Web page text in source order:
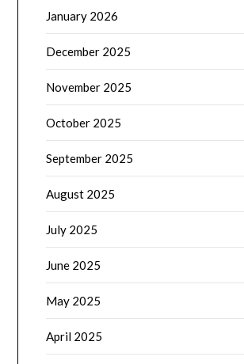
January 2026
December 2025
November 2025
October 2025
September 2025
August 2025
July 2025
June 2025
May 2025
April 2025